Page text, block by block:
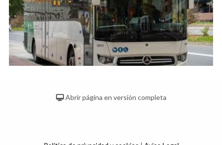
Abrir página en versión completa